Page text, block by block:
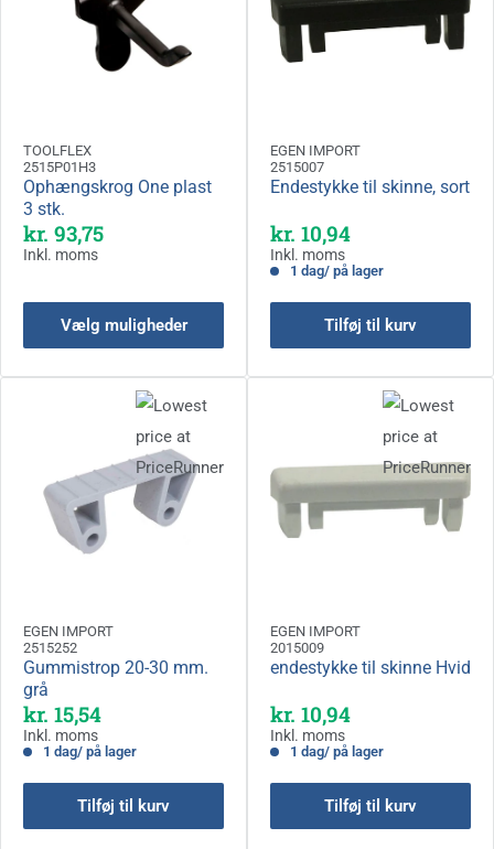
TOOLFLEX
2515P01H3
Ophængskrog One plast
3 stk.
Kampagnepris
kr. 93,75
Inkl. moms
Vælg muligheder
EGEN IMPORT
2515007
Endestykke til skinne, sort
Kampagnepris
kr. 10,94
Inkl. moms
1 dag/ på lager
Tilføj til kurv
EGEN IMPORT
2515252
Gummistrop 20-30 mm.
grå
Kampagnepris
kr. 15,54
Inkl. moms
1 dag/ på lager
Tilføj til kurv
EGEN IMPORT
2015009
endestykke til skinne Hvid
Kampagnepris
kr. 10,94
Inkl. moms
1 dag/ på lager
Tilføj til kurv